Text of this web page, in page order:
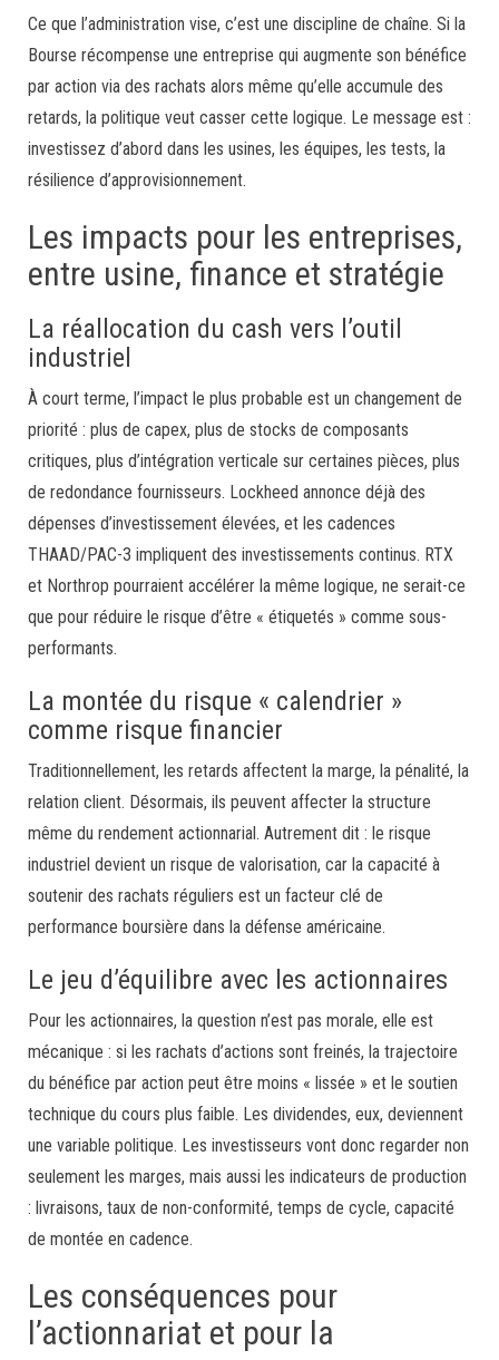
Ce que l’administration vise, c’est une discipline de chaîne. Si la
Bourse récompense une entreprise qui augmente son bénéfice
par action via des rachats alors même qu’elle accumule des
retards, la politique veut casser cette logique. Le message est :
investissez d’abord dans les usines, les équipes, les tests, la
résilience d’approvisionnement.
Les impacts pour les entreprises,
entre usine, finance et stratégie
La réallocation du cash vers l’outil
industriel
À court terme, l’impact le plus probable est un changement de
priorité : plus de capex, plus de stocks de composants
critiques, plus d’intégration verticale sur certaines pièces, plus
de redondance fournisseurs. Lockheed annonce déjà des
dépenses d’investissement élevées, et les cadences
THAAD/PAC-3 impliquent des investissements continus. RTX
et Northrop pourraient accélérer la même logique, ne serait-ce
que pour réduire le risque d’être « étiquetés » comme sous-
performants.
La montée du risque « calendrier »
comme risque financier
Traditionnellement, les retards affectent la marge, la pénalité, la
relation client. Désormais, ils peuvent affecter la structure
même du rendement actionnarial. Autrement dit : le risque
industriel devient un risque de valorisation, car la capacité à
soutenir des rachats réguliers est un facteur clé de
performance boursière dans la défense américaine.
Le jeu d’équilibre avec les actionnaires
Pour les actionnaires, la question n’est pas morale, elle est
mécanique : si les rachats d’actions sont freinés, la trajectoire
du bénéfice par action peut être moins « lissée » et le soutien
technique du cours plus faible. Les dividendes, eux, deviennent
une variable politique. Les investisseurs vont donc regarder non
seulement les marges, mais aussi les indicateurs de production
: livraisons, taux de non-conformité, temps de cycle, capacité
de montée en cadence.
Les conséquences pour
l’actionnariat et pour la